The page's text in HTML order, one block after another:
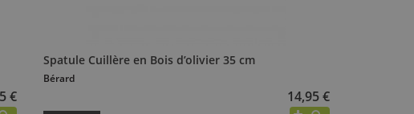
€
Spatule Cuillère en Bois d’olivier 35 cm
Bérard
14,95 €